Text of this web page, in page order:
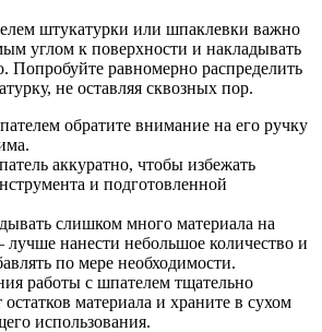
штукатурки или шпаклевки важно
углом к поверхности и накладывать
Попробуйте равномерно распределить
не оставляя сквозных пор.
обратите внимание на его ручку
аккуратно, чтобы избежать
и подготовленной
слишком много материала на
лучше нанести небольшое количество и
по мере необходимости.
работы с шпателем тщательно
остатков материала и храните в сухом
использования.